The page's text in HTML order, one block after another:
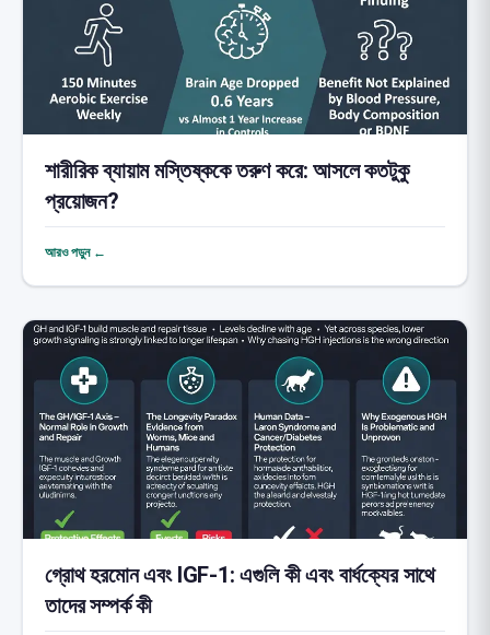
শারীরিক ব্যায়াম মস্তিষ্ককে তরুণ করে: আসলে কতটুকু
প্রয়োজন?
আরও পড়ুন ←
গ্রোথ হরমোন এবং IGF-1: এগুলি কী এবং বার্ধক্যের সাথে
তাদের সম্পর্ক কী